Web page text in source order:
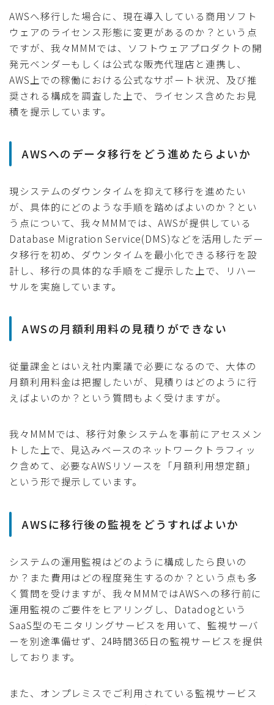
AWSへ移行した場合に、現在導入している商用ソフト
ウェアのライセンス形態に変更があるのか？という点
ですが、我々MMMでは、ソフトウェアプロダクトの開
発元ベンダーもしくは公式な販売代理店と連携し、
AWS上での稼働における公式なサポート状況、及び推
奨される構成を調査した上で、ライセンス含めたお見
積を提示しています。
AWSへのデータ移行をどう進めたらよいか
現システムのダウンタイムを抑えて移行を進めたい
が、具体的にどのような手順を踏めばよいのか？とい
う点について、我々MMMでは、AWSが提供している
Database Migration Service(DMS)などを活用したデー
タ移行を初め、ダウンタイムを最小化できる移行を設
計し、移行の具体的な手順をご提示した上で、リハー
サルを実施しています。
AWSの月額利用料の見積りができない
従量課金とはいえ社内稟議で必要になるので、大体の
月額利用料金は把握したいが、見積りはどのように行
えばよいのか？という質問もよく受けますが。
我々MMMでは、移行対象システムを事前にアセスメン
トした上で、見込みベースのネットワークトラフィッ
ク含めて、必要なAWSリソースを「月額利用想定額」
という形で提示しています。
AWSに移行後の監視をどうすればよいか
システムの運用監視はどのように構成したら良いの
か？また費用はどの程度発生するのか？という点も多
く質問を受けますが、我々MMMではAWSへの移行前に
運用監視のご要件をヒアリングし、Datadogという
SaaS型のモニタリングサービスを用いて、監視サーバ
ーを別途準備せず、24時間365日の監視サービスを提供
しております。
また、オンプレミスでご利用されている監視サービス